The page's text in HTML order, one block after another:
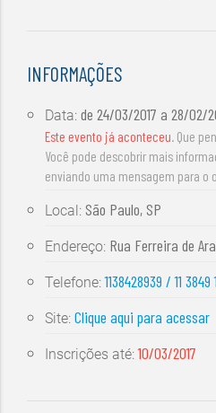
INFORMAÇÕES
Data:de 24/03/2017 a 28/02/
Este evento já aconteceu. Que
Você pode descobrir mais
enviando uma mensagem para o
Local: São Paulo, SP
Endereço: Rua Ferreira de
Telefone:1138428939 / 11 3849
Site:Clique aqui para acessar
Inscrições até:10/03/2017